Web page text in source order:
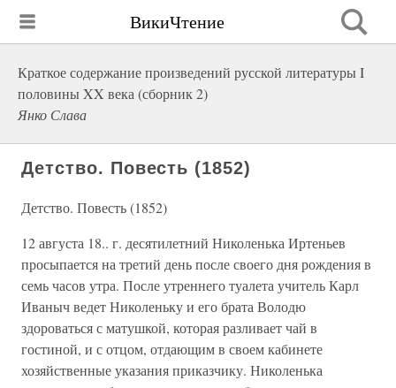
ВикиЧтение
Краткое содержание произведений русской литературы I
половины XX века (сборник 2)
Янко Слава
Детство. Повесть (1852)
Детство. Повесть (1852)
12 августа 18.. г. десятилетний Николенька Иртеньев
просыпается на третий день после своего дня рождения в
семь часов утра. После утреннего туалета учитель Карл
Иваныч ведет Николеньку и его брата Володю
здороваться с матушкой, которая разливает чай в
гостиной, и с отцом, отдающим в своем кабинете
хозяйственные указания приказчику. Николенька